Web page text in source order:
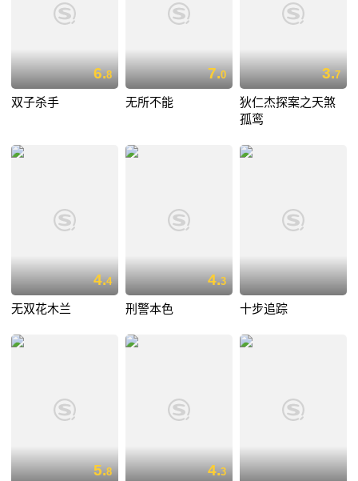
6.8
双子杀手
7.0
无所不能
3.7
狄仁杰探案之天煞
孤鸾
4.4
无双花木兰
4.3
刑警本色 十步追踪
5.8 4.3